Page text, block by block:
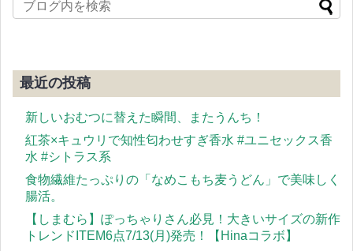
最近の投稿
新しいおむつに替えた瞬間、またうんち！
紅茶×キュウリで知性匂わせすぎ香水 #ユニセックス香
水 #シトラス系
食物繊維たっぷりの「なめこもち麦うどん」で美味しく
腸活。
【しまむら】ぽっちゃりさん必見！大きいサイズの新作
トレンドITEM6点7/13(月)発売！【Hinaコラボ】